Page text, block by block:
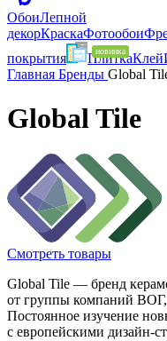
ОбоиЛепной
декорКраскаФотообои
покрытия
ПлиткаКлей
Главная Бренды Global
Global Tile
Смотреть товары
Global Tile — бренд
от группы компаний
Постоянное изучение
с европейскими дизайн-